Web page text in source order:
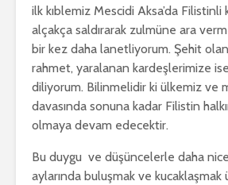
ilk kıblemiz Mescidi Aksa’da
alçakça saldırarak zulmüne ara
bir kez daha lanetliyorum. Şehit
rahmet, yaralanan kardeşlerimize
diliyorum. Bilinmelidir ki ülkemiz ve
davasında sonuna kadar Filistin
olmaya devam edecektir.
Bu duygu ve düşüncelerle daha
aylarında buluşmak ve